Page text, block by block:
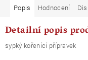
Popis Hodnocení
Detailní popis
sypký kořenící přípravek